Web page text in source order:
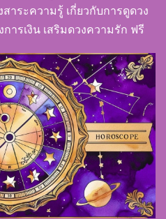
าระความรู้ เกี่ยวกับการดูดวง
ารเงิน เสริมดวงความรัก ฟรี